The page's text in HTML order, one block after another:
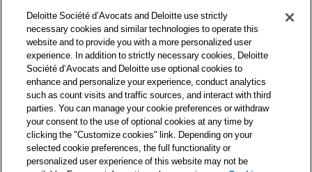
professionnels et à ce titre, travaille avec les 50 000 fiscalistes
et juristes de Deloitte situés dans 150 pays.
Les informations contenues sur ce blog ont pour objectif
d’informer ses lecteurs de manière générale. Elles ne peuvent
en aucun cas se substituer à un conseil délivré par un
professionnel en fonction d’une situation donnée. Un soin
particulier est apporté à la rédaction de nos articles, néanmoins
Deloitte Société d’Avocats décline toute responsabilité relative
aux éventuelles erreurs et omissions qu’ils pourraient contenir.​
Deloitte Société d’Avocats and Deloitte use strictly
necessary cookies and similar technologies to operate this
website and to provide you with a more personalized user
experience. In addition to strictly necessary cookies, Deloitte
Société d’Avocats and Deloitte use optional cookies to
enhance and personalize your experience, conduct analytics
such as count visits and traffic sources, and interact with third
parties. You can manage your cookie preferences or withdraw
your consent to the use of optional cookies at any time by
clicking the "Customize cookies" link. Depending on your
selected cookie preferences, the full functionality or
personalized user experience of this website may not be